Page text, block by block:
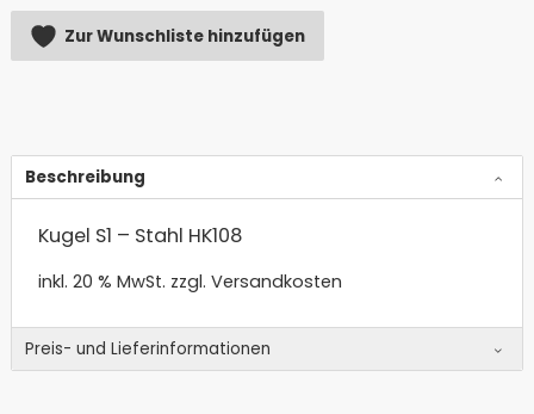
Alternative:
Zur Wunschliste hinzufügen
Beschreibung
Kugel S1 – Stahl HK108
inkl. 20 % MwSt. zzgl. Versandkosten
Preis- und Lieferinformationen